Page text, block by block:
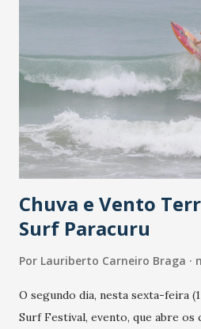
identidades individual e coletiva, a
mensagens-chave para
construção da identidade visual,
oportunidades envolvidos na
Para as participantes do Coletivo,
uma oportunidade de desenvolver
estávamos com muitas dúvidas e
até...
Chuva e Vento
Surf Paracuru
Por Lauriberto Carneiro Braga
O segundo dia, nesta sexta-feira
Surf Festival, evento, que abre os